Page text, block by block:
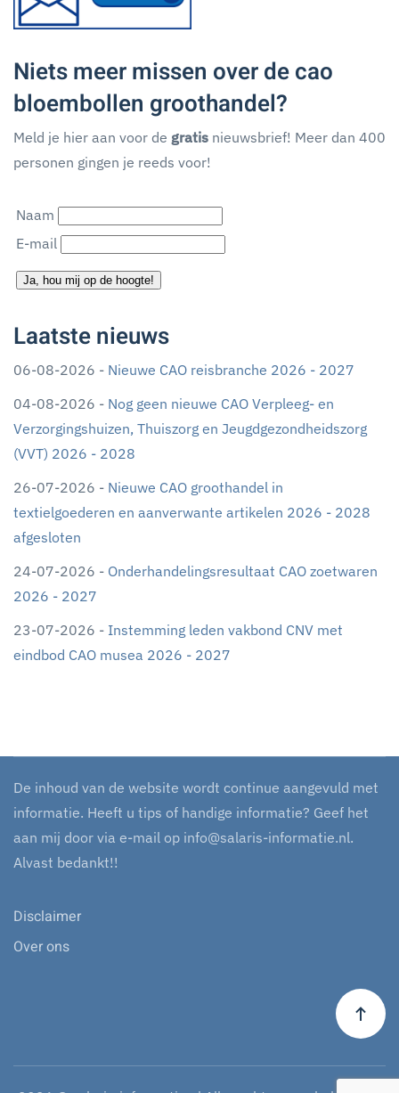
Niets meer missen over de cao
bloembollen groothandel?
Meld je hier aan voor de gratis nieuwsbrief! Meer dan 400
personen gingen je reeds voor!
Naam
E-mail
Ja, hou mij op de hoogte!
Laatste nieuws
06-08-2026 - Nieuwe CAO reisbranche 2026 - 2027
04-08-2026 - Nog geen nieuwe CAO Verpleeg- en
Verzorgingshuizen, Thuiszorg en Jeugdgezondheidszorg
(VVT) 2026 - 2028
26-07-2026 - Nieuwe CAO groothandel in
textielgoederen en aanverwante artikelen 2026 - 2028
afgesloten
24-07-2026 - Onderhandelingsresultaat CAO zoetwaren
2026 - 2027
23-07-2026 - Instemming leden vakbond CNV met
eindbod CAO musea 2026 - 2027
De inhoud van de website wordt continue aangevuld met
informatie. Heeft u tips of handige informatie? Geef het
aan mij door via e-mail op info@salaris-informatie.nl.
Alvast bedankt!!
Disclaimer
Over ons